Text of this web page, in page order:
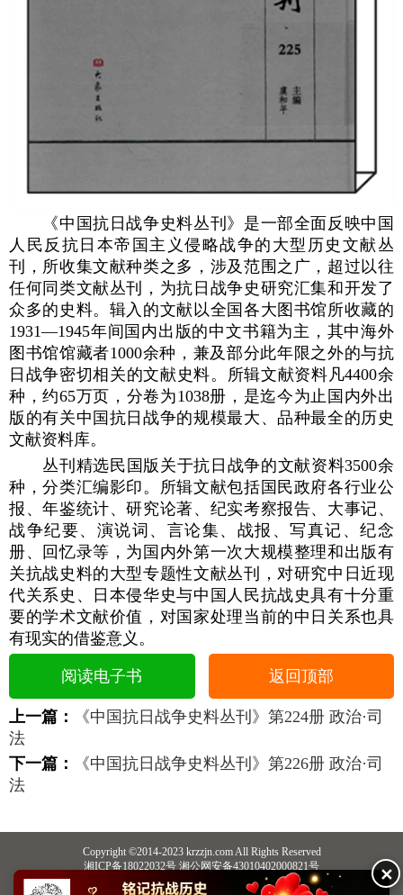
《中国抗日战争史料丛刊》是一部全面反映中国
人民反抗日本帝国主义侵略战争的大型历史文献丛
刊，所收集文献种类之多，涉及范围之广，超过以往
任何同类文献丛刊，为抗日战争史研究汇集和开发了
众多的史料。辑入的文献以全国各大图书馆所收藏的
1931—1945年间国内出版的中文书籍为主，其中海外
图书馆馆藏者1000余种，兼及部分此年限之外的与抗
日战争密切相关的文献史料。所辑文献资料凡4400余
种，约65万页，分卷为1038册，是迄今为止国内外出
版的有关中国抗日战争的规模最大、品种最全的历史
文献资料库。
丛刊精选民国版关于抗日战争的文献资料3500余
种，分类汇编影印。所辑文献包括国民政府各行业公
报、年鉴统计、研究论著、纪实考察报告、大事记、
战争纪要、演说词、言论集、战报、写真记、纪念
册、回忆录等，为国内外第一次大规模整理和出版有
关抗战史料的大型专题性文献丛刊，对研究中日近现
代关系史、日本侵华史与中国人民抗战史具有十分重
要的学术文献价值，对国家处理当前的中日关系也具
有现实的借鉴意义。
阅读电子书 返回顶部
上一篇：
《中国抗日战争史料丛刊》第224册 政治·司
法
下一篇：
《中国抗日战争史料丛刊》第226册 政治·司
法
Copyright ©2014-2023 krzzjn.com All Rights Reserved
湘ICP备18022032号 湘公网安备43010402000821号
中央网信办违法和不良信息举报中心
长沙市互联网违法和不良信息举报中心✕